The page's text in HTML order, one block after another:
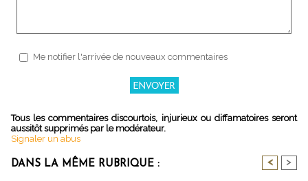
Me notifier l'arrivée de nouveaux commentaires
Tous les commentaires discourtois, injurieux ou diffamatoires seront
aussitôt supprimés par le modérateur.
Signaler un abus
DANS LA MÊME RUBRIQUE : < >